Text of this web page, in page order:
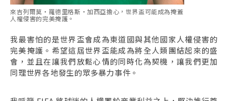
來吉列爾莫・羅德里格斯・加西亞擔心，世界盃可能成為掩蓋
人權侵害的完美掩護。
我最害怕的是世界盃會成為東道國與其他國家人權侵害的
完美掩護。希望這屆世界盃能成為將全人類團結起來的盛
會，並且在讓我們放鬆心情的同時化為契機，讓我們更加
同理世界各地發生的眾多暴力事件。